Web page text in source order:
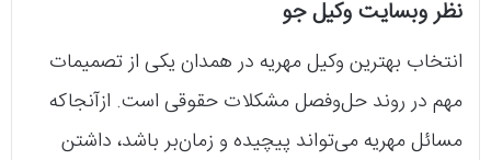
نظر وبسایت وکیل جو
انتخاب بهترین وکیل مهریه در همدان یکی از تصمیمات
مهم در روند حل‌وفصل مشکلات حقوقی است. ازآنجاکه
مسائل مهریه می‌تواند پیچیده و زمان‌بر باشد، داشتن